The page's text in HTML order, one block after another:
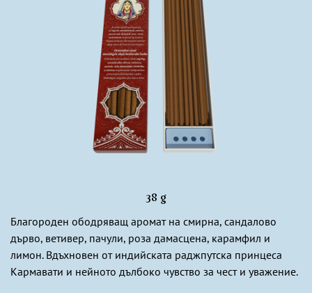
38 g
Благороден ободряващ аромат на смирна, сандалово
дърво, ветивер, пачули, роза дамасцена, карамфил и
лимон. Вдъхновен от индийската раджпутска принцеса
Кармавати и нейното дълбоко чувство за чест и уважение.